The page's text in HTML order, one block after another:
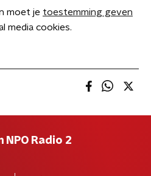
moet je toestemming geven
media cookies.
NPO Radio 2